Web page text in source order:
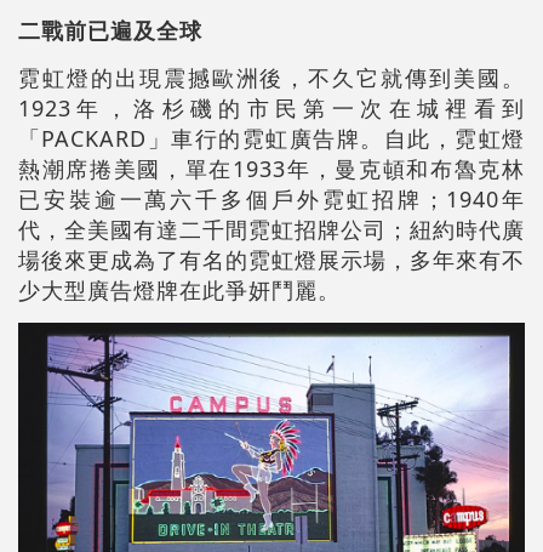
二戰前已遍及全球
霓虹燈的出現震撼歐洲後，不久它就傳到美國。
1923年，洛杉磯的市民第一次在城裡看到
「PACKARD」車行的霓虹廣告牌。自此，霓虹燈
熱潮席捲美國，單在1933年，曼克頓和布魯克林
已安裝逾一萬六千多個戶外霓虹招牌；1940年
代，全美國有達二千間霓虹招牌公司；紐約時代廣
場後來更成為了有名的霓虹燈展示場，多年來有不
少大型廣告燈牌在此爭妍鬥麗。